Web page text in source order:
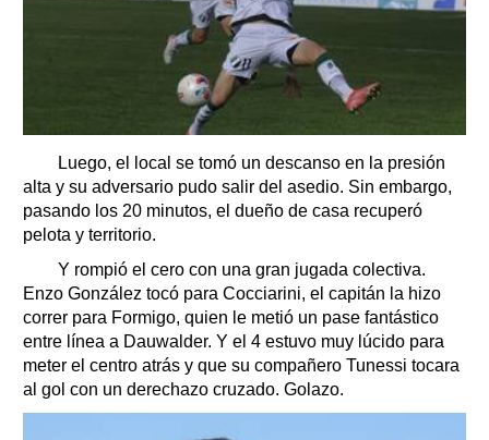
Luego, el local se tomó un descanso en la presión
alta y su adversario pudo salir del asedio. Sin embargo,
pasando los 20 minutos, el dueño de casa recuperó
pelota y territorio.
Y rompió el cero con una gran jugada colectiva.
Enzo González tocó para Cocciarini, el capitán la hizo
correr para Formigo, quien le metió un pase fantástico
entre línea a Dauwalder. Y el 4 estuvo muy lúcido para
meter el centro atrás y que su compañero Tunessi tocara
al gol con un derechazo cruzado. Golazo.